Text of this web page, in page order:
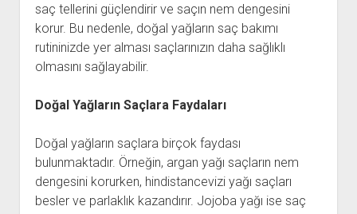
saç tellerini güçlendirir ve saçın nem dengesini
korur. Bu nedenle, doğal yağların saç bakımı
rutininizde yer alması saçlarınızın daha sağlıklı
olmasını sağlayabilir.
Doğal Yağların Saçlara Faydaları
Doğal yağların saçlara birçok faydası
bulunmaktadır. Örneğin, argan yağı saçların nem
dengesini korurken, hindistancevizi yağı saçları
besler ve parlaklık kazandırır. Jojoba yağı ise saç